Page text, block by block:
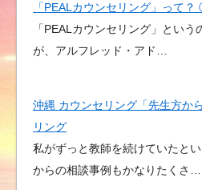
「PEALカウンセリング」って
「PEALカウンセリング」とい
が、アルフレッド・アド…
沖縄 カウンセリング「先生方か
リング
私がずっと教師を続けていたと
からの相談事例もかなりたくさ…